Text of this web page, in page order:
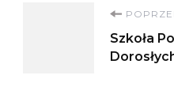
wpisu
Szkoła